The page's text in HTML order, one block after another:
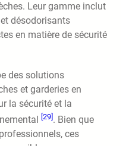
Leur gamme inclut
désodorisants
en matière de sécurité
des solutions
et garderies en
la sécurité et la
[29]. Bien que
ces